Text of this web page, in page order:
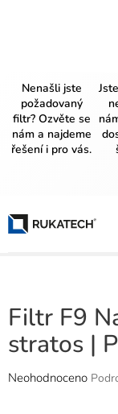
Nenašli jste
požadovaný
filtr? Ozvěte se
nám a najdeme
řešení i pro vás.
Filtr F9
stratos |
Průměrné
Neohodnoceno